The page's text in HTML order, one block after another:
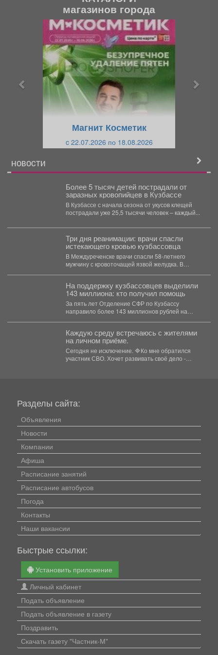
магазинов города
Магнит Косметик
c 22.07.2026 по 18.08.2026
НОВОСТИ
Более 5 тысяч детей пострадали от
заразных кровопийцев в Кузбассе
В Кузбассе с начала сезона от укусов клещей
пострадали уже 25,5 тысячи человек – каждый...
Три дня реанимации: врачи спасли
истекающего кровью кузбассовца
В Междуреченске врачи спасли 58-летнего
мужчину с кровоточащей язвой желудка. В
На поддержку кузбассовцев выделили
143 миллиона: кто получил помощь
За пять лет Отделение СФР по Кузбассу
направило более 143 миллионов рублей на
Каждую среду встречаюсь с жителями
на личном приёме.
Сегодня не исключение. 🔷Ко мне обратился
участник СВО. Хочет развивать своё дело -
Разделы сайта:
Объявления
Новости
Компании
Афиша
Расписание занятий
Расписание автобусов
Погода
Контакты
Наши вакансии
Быстрые ссылки:
Установить приложение
Личный кабинет
Подать объявление
Подать объявление в газету
Поздравить
Скачать газету "Частник-М"